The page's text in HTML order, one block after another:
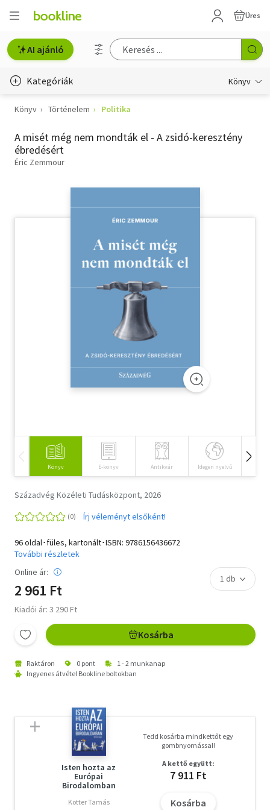
Üres
AI ajánló
Kategóriák Könyv
Életmód, egészség
Erotika
Gyermek- és ifjúsági
Hobbi, szabadidő
Szótár, nyelvkönyv
Természettudomány
Könyv Történelem Politika
A misét még nem mondták el - A zsidó-keresztény
ébredésért
Éric Zemmour
Könyv E-könyv Antikvár Idegen nyelvű
Századvég Közéleti Tudásközpont, 2026
Írj véleményt elsőként!
96 oldal･füles, kartonált･ISBN: 9786156436672
További részletek
Online ár:
2 961 Ft
Kiadói ár: 3 290 Ft
Kosárba
Raktáron 0 pont
1 - 2 munkanap
Ingyenes átvétel Bookline boltokban
Isten hozta az
Európai
Birodalomban
Kötter Tamás
Tedd kosárba mindkettőt egy
gombnyomással!
A kettő együtt:
7 911 Ft
Kosárba